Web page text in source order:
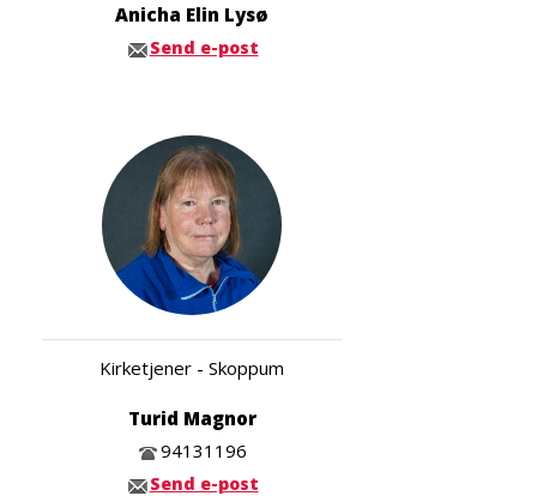
Anicha Elin Lysø
Send e-post
Kirketjener - Skoppum
Turid Magnor
94131196
Send e-post